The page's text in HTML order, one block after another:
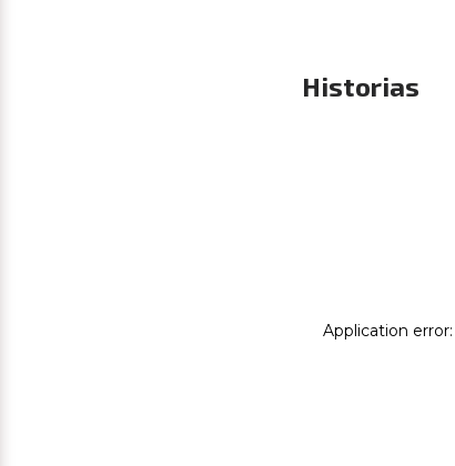
Historias